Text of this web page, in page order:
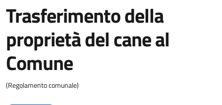
Trasferimento della
proprietà del cane al
Comune
(Regolamento comunale)